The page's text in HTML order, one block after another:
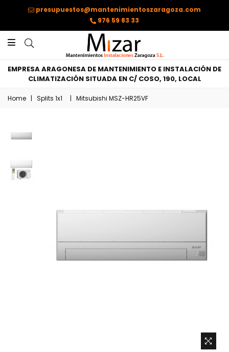
presupuestos@mantenimientoszaragoza.com
976 59 83 33
EMPRESA ARAGONESA DE MANTENIMIENTO E INSTALACIÓN DE
CLIMATIZACIÓN SITUADA EN C/ COSO, 190, LOCAL
Home | Splits 1x1 | Mitsubishi MSZ-HR25VF